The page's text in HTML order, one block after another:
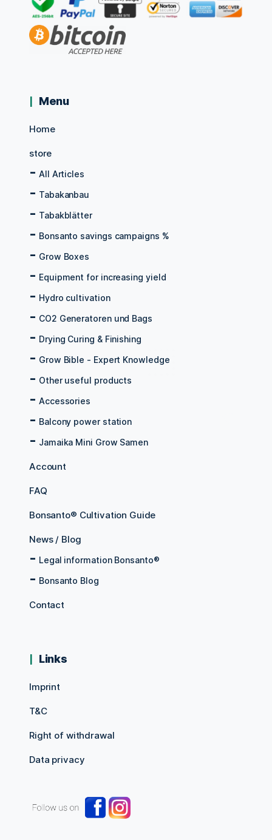
Menu
Home
store
All Articles
Tabakanbau
Tabakblätter
Bonsanto savings campaigns %
Grow Boxes
Equipment for increasing yield
Hydro cultivation
CO2 Generatoren und Bags
Drying Curing & Finishing
Grow Bible - Expert Knowledge
Other useful products
Accessories
Balcony power station
Jamaika Mini Grow Samen
Account
FAQ
Bonsanto® Cultivation Guide
News / Blog
Legal information Bonsanto®
Bonsanto Blog
Contact
Links
Imprint
T&C
Right of withdrawal
Data privacy